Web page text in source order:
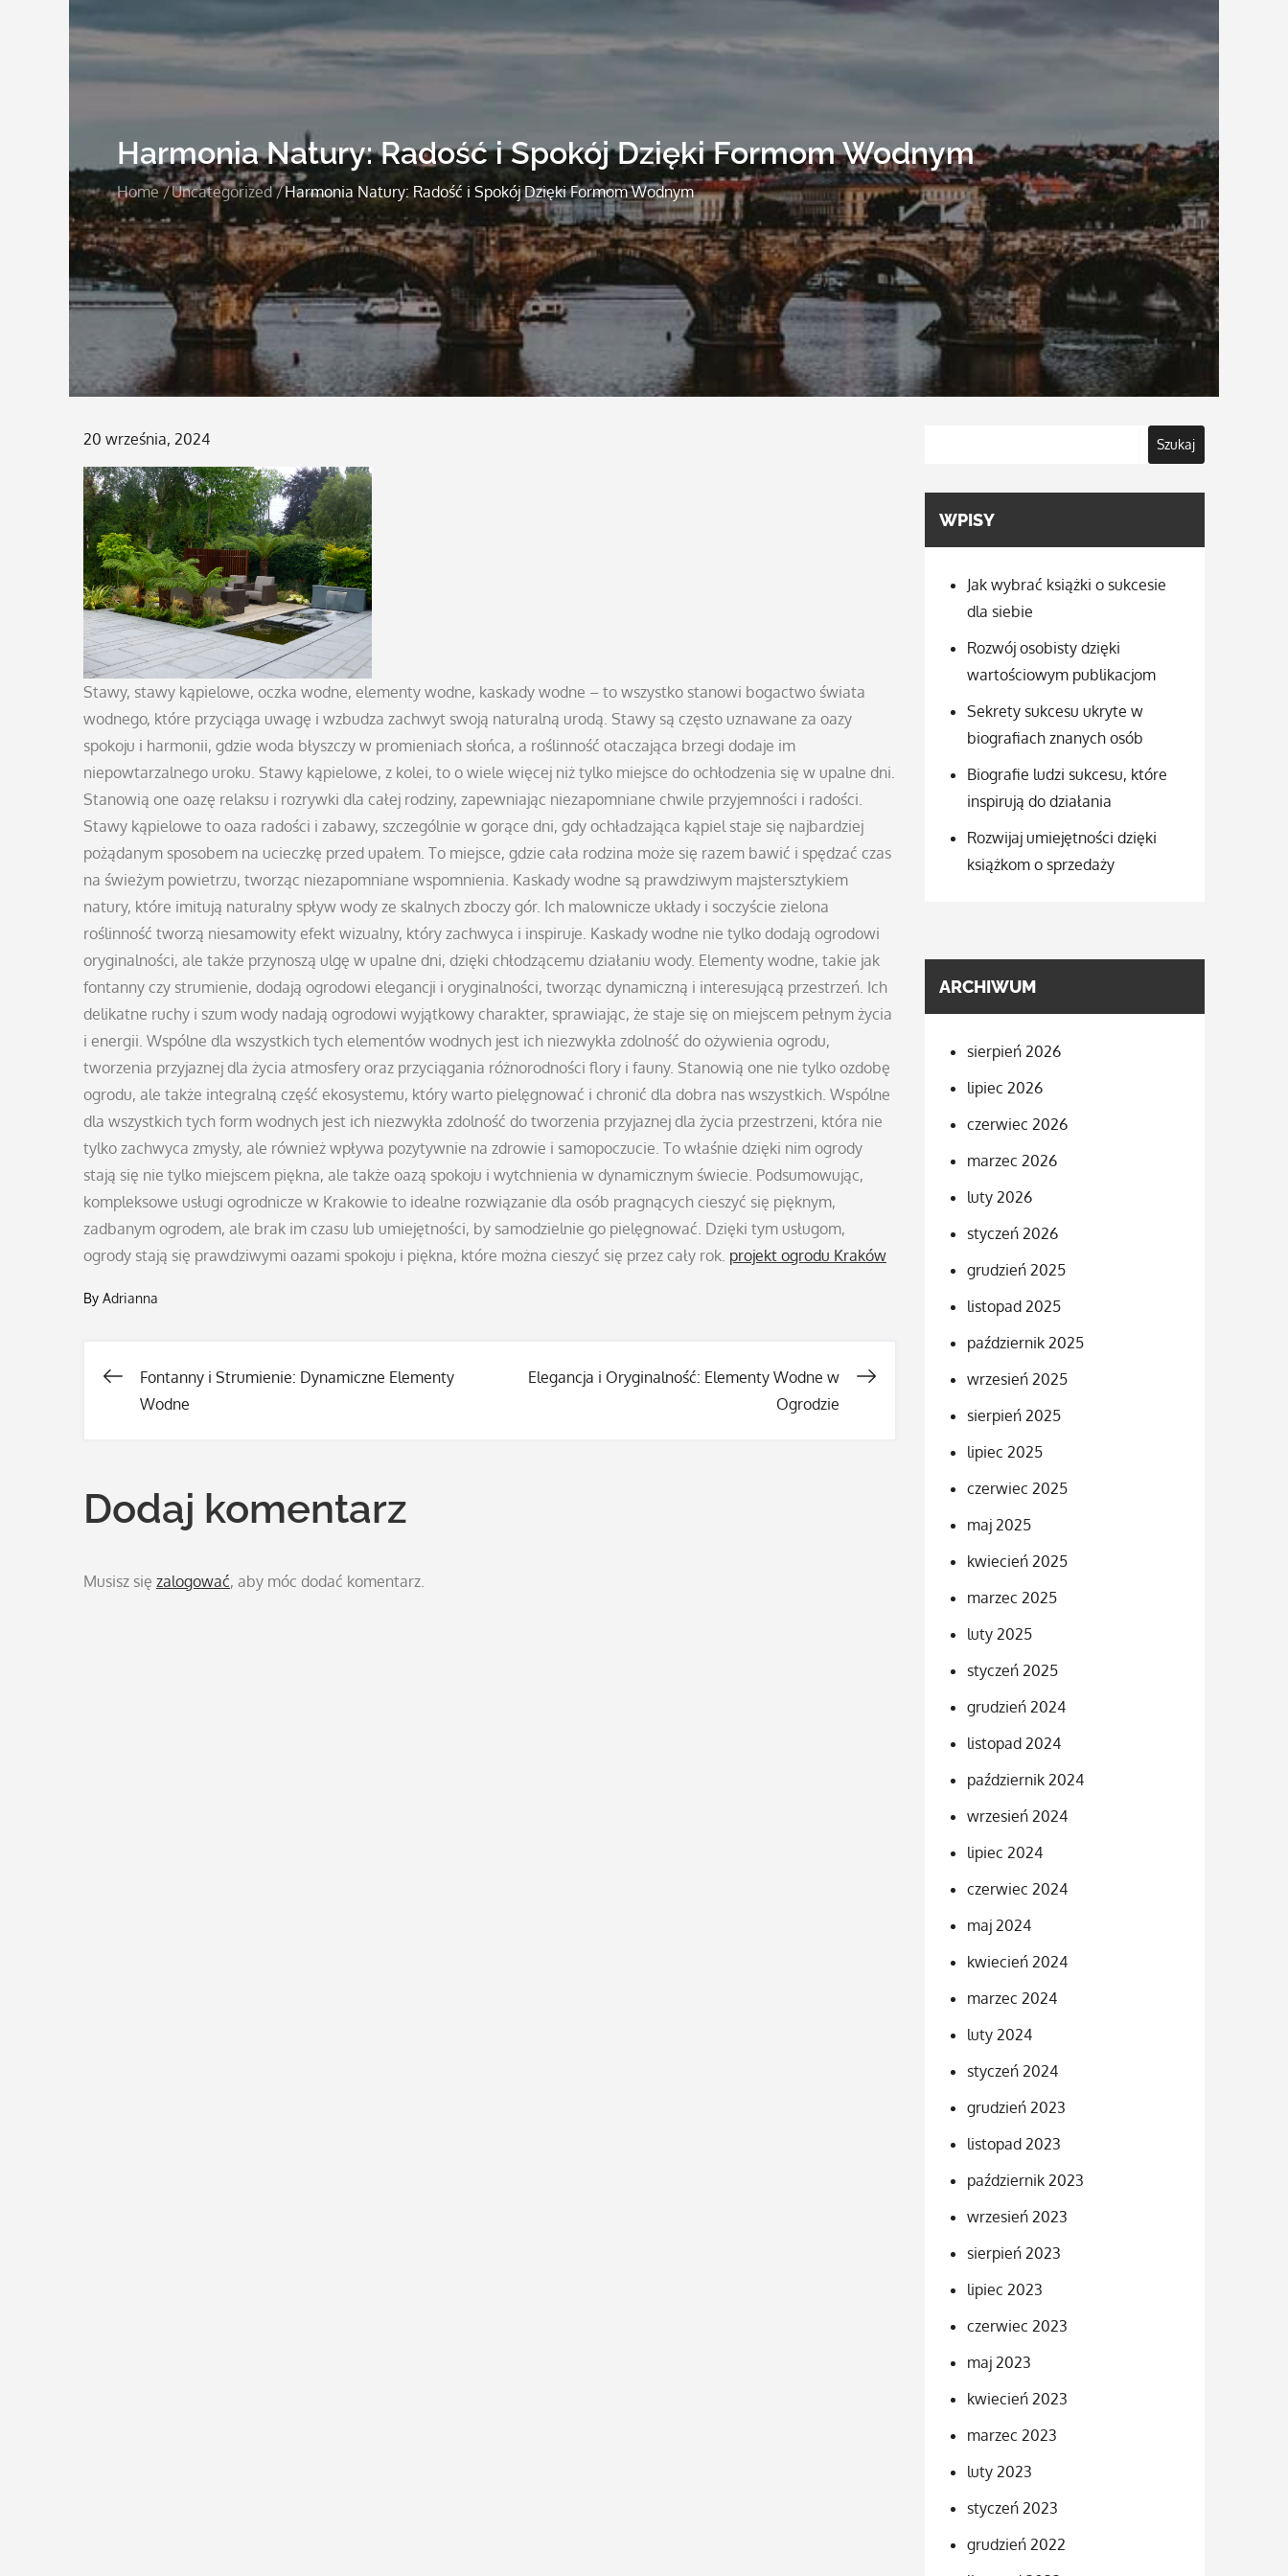
Harmonia Natury: Radość i Spokój Dzięki Formom Wodnym
Home Uncategorized Harmonia Natury: Radość i Spokój Dzięki Formom Wodnym
Posted
on
20 września, 2024
Stawy, stawy kąpielowe, oczka wodne, elementy wodne, kaskady wodne – to wszystko stanowi bogactwo świata
wodnego, które przyciąga uwagę i wzbudza zachwyt swoją naturalną urodą. Stawy są często uznawane za oazy
spokoju i harmonii, gdzie woda błyszczy w promieniach słońca, a roślinność otaczająca brzegi dodaje im
niepowtarzalnego uroku. Stawy kąpielowe, z kolei, to o wiele więcej niż tylko miejsce do ochłodzenia się w upalne dni.
Stanowią one oazę relaksu i rozrywki dla całej rodziny, zapewniając niezapomniane chwile przyjemności i radości.
Stawy kąpielowe to oaza radości i zabawy, szczególnie w gorące dni, gdy ochładzająca kąpiel staje się najbardziej
pożądanym sposobem na ucieczkę przed upałem. To miejsce, gdzie cała rodzina może się razem bawić i spędzać czas
na świeżym powietrzu, tworząc niezapomniane wspomnienia. Kaskady wodne są prawdziwym majstersztykiem
natury, które imitują naturalny spływ wody ze skalnych zboczy gór. Ich malownicze układy i soczyście zielona
roślinność tworzą niesamowity efekt wizualny, który zachwyca i inspiruje. Kaskady wodne nie tylko dodają ogrodowi
oryginalności, ale także przynoszą ulgę w upalne dni, dzięki chłodzącemu działaniu wody. Elementy wodne, takie jak
fontanny czy strumienie, dodają ogrodowi elegancji i oryginalności, tworząc dynamiczną i interesującą przestrzeń. Ich
delikatne ruchy i szum wody nadają ogrodowi wyjątkowy charakter, sprawiając, że staje się on miejscem pełnym życia
i energii. Wspólne dla wszystkich tych elementów wodnych jest ich niezwykła zdolność do ożywienia ogrodu,
tworzenia przyjaznej dla życia atmosfery oraz przyciągania różnorodności flory i fauny. Stanowią one nie tylko ozdobę
ogrodu, ale także integralną część ekosystemu, który warto pielęgnować i chronić dla dobra nas wszystkich. Wspólne
dla wszystkich tych form wodnych jest ich niezwykła zdolność do tworzenia przyjaznej dla życia przestrzeni, która nie
tylko zachwyca zmysły, ale również wpływa pozytywnie na zdrowie i samopoczucie. To właśnie dzięki nim ogrody
stają się nie tylko miejscem piękna, ale także oazą spokoju i wytchnienia w dynamicznym świecie. Podsumowując,
kompleksowe usługi ogrodnicze w Krakowie to idealne rozwiązanie dla osób pragnących cieszyć się pięknym,
zadbanym ogrodem, ale brak im czasu lub umiejętności, by samodzielnie go pielęgnować. Dzięki tym usługom,
ogrody stają się prawdziwymi oazami spokoju i piękna, które można cieszyć się przez cały rok. projekt ogrodu Kraków
By Adrianna
Nawigacja
Fontanny i Strumienie: Dynamiczne Elementy
Wodne
Elegancja i Oryginalność: Elementy Wodne w
Ogrodzie
Dodaj komentarz
Musisz się zalogować, aby móc dodać komentarz.
Szukaj
WPISY
Jak wybrać książki o sukcesie
dla siebie
Rozwój osobisty dzięki
wartościowym publikacjom
Sekrety sukcesu ukryte w
biografiach znanych osób
Biografie ludzi sukcesu, które
inspirują do działania
Rozwijaj umiejętności dzięki
książkom o sprzedaży
ARCHIWUM
sierpień 2026
lipiec 2026
czerwiec 2026
marzec 2026
luty 2026
styczeń 2026
grudzień 2025
listopad 2025
październik 2025
wrzesień 2025
sierpień 2025
lipiec 2025
czerwiec 2025
maj 2025
kwiecień 2025
marzec 2025
luty 2025
styczeń 2025
grudzień 2024
listopad 2024
październik 2024
wrzesień 2024
lipiec 2024
czerwiec 2024
maj 2024
kwiecień 2024
marzec 2024
luty 2024
styczeń 2024
grudzień 2023
listopad 2023
październik 2023
wrzesień 2023
sierpień 2023
lipiec 2023
czerwiec 2023
maj 2023
kwiecień 2023
marzec 2023
luty 2023
styczeń 2023
grudzień 2022